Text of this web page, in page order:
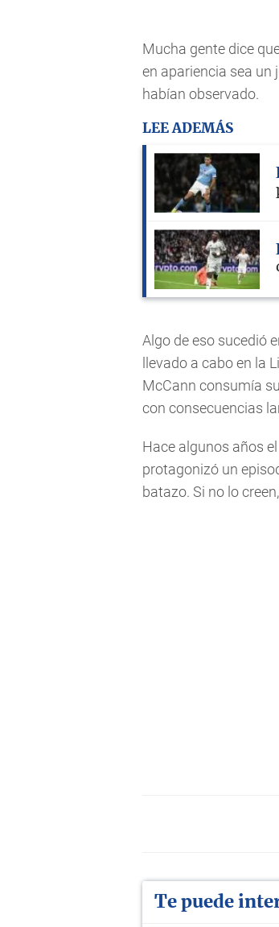
Mucha gente dice
en apariencia sea un
habían observado.
LEE ADEMÁS
Algo de eso sucedió
llevado a cabo en la
McCann consumía
con consecuencias
Hace algunos años
protagonizó un
batazo. Si no lo
Te puede